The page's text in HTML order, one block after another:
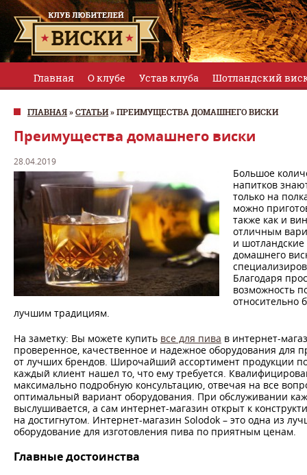
Главная О клубе Устав клуба Шотландский
ГЛАВНАЯ»СТАТЬИ»ПРЕИМУЩЕСТВА ДОМАШНЕГО ВИСКИ
Преимущества домашнего виски
28.04.2019
Большое
напитков
только на
можно
также как и
отличным
и
домашнего
Благодаря
возможность
относительно
лучшим традициям.
На заметку: Вы можете купить все для пива в интернет-
проверенное, качественное и надежное оборудования для
от лучших брендов. Широчайший ассортимент продукции
каждый клиент нашел то, что ему требуется.
максимально подробную консультацию, отвечая на все
оптимальный вариант оборудования. При обслуживании
выслушивается, а сам интернет-магазин открыт к
на достигнутом. Интернет-магазин Solodok – это одна из
оборудование для изготовления пива по приятным ценам.
Главные достоинства